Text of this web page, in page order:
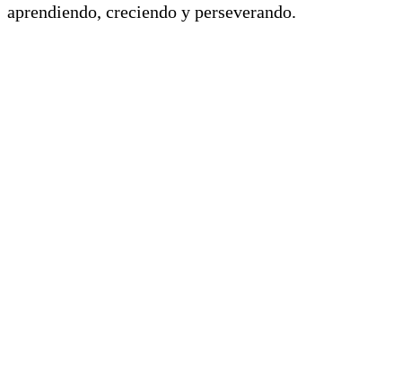
aprendiendo, creciendo y perseverando.